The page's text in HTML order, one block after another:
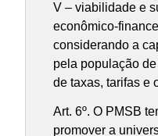
V – viabilidade e
econômico-
considerando a
pela população
de taxas, tarifas e
Art. 6º. O PMSB
promover a